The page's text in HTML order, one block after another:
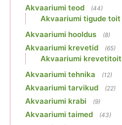
Akvaariumi teod (44)
Akvaariumi tigude toit
Akvaariumi hooldus (8)
Akvaariumi krevetid (65)
Akvaariumi krevetitoit
Akvaariumi tehnika (12)
Akvaariumi tarvikud (22)
Akvaariumi krabi (9)
Akvaariumi taimed (43)